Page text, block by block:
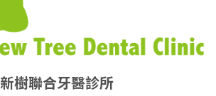
新樹聯合牙醫診所